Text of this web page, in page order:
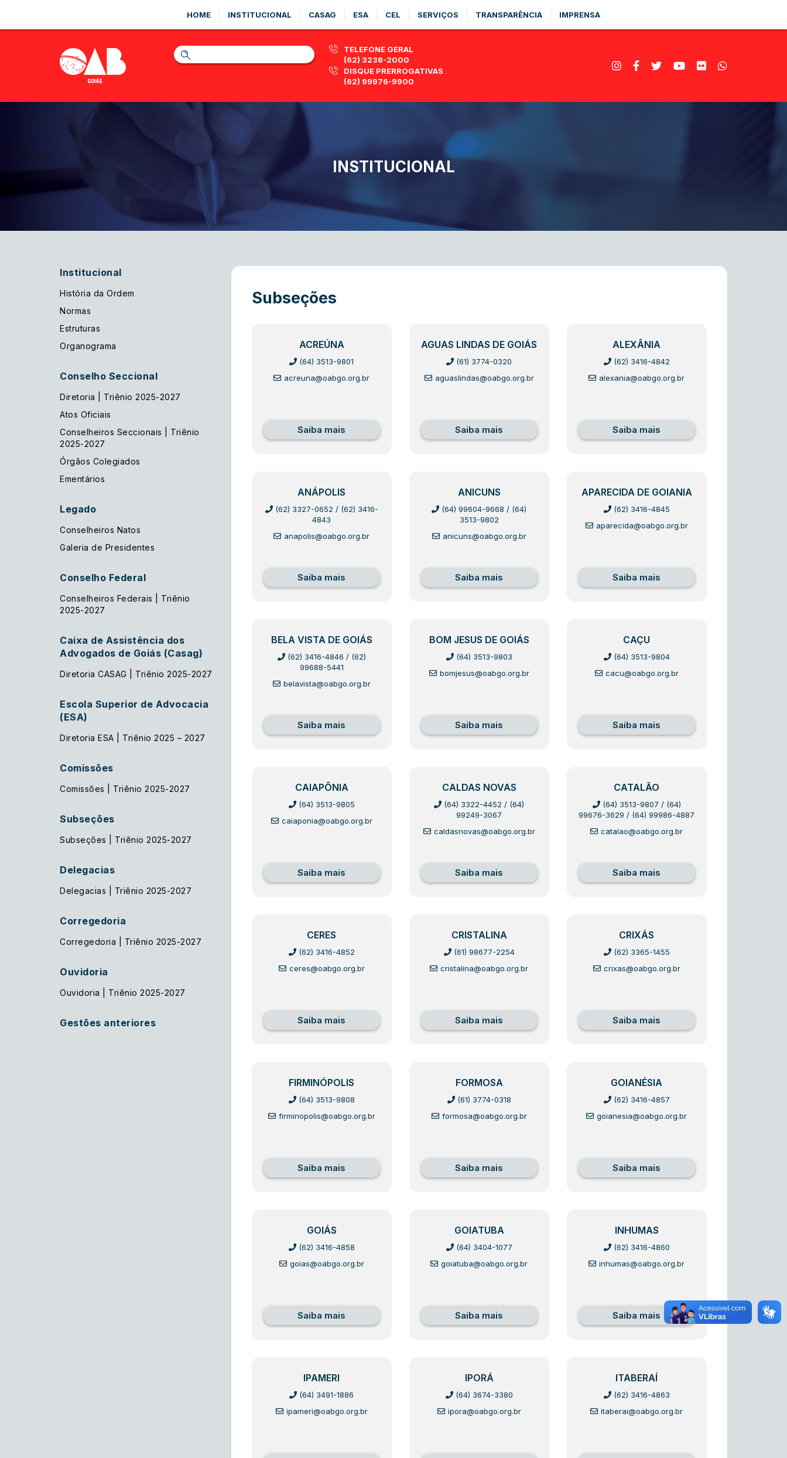
HOME INSTITUCIONAL CASAG ESA CEL SERVIÇOS TRANSPARÊNCIA IMPRENSA
TELEFONE GERAL
(62) 3238-2000
DISQUE PRERROGATIVAS
(62) 99976-9900
INSTITUCIONAL
Institucional
História da Ordem
Normas
Estruturas
Organograma
Conselho Seccional
Diretoria | Triênio 2025-2027
Atos Oficiais
Conselheiros Seccionais | Triênio
2025-2027
Órgãos Colegiados
Ementários
Legado
Conselheiros Natos
Galeria de Presidentes
Conselho Federal
Conselheiros Federais | Triênio
2025-2027
Caixa de Assistência dos
Advogados de Goiás (Casag)
Diretoria CASAG | Triênio 2025-2027
Escola Superior de Advocacia
(ESA)
Diretoria ESA | Triênio 2025 – 2027
Comissões
Comissões | Triênio 2025-2027
Subseções
Subseções | Triênio 2025-2027
Delegacias
Delegacias | Triênio 2025-2027
Corregedoria
Corregedoria | Triênio 2025-2027
Ouvidoria
Ouvidoria | Triênio 2025-2027
Gestões anteriores
Subseções
ACREÚNA
(64) 3513-9801
acreuna@oabgo.org.br
Saiba mais
AGUAS LINDAS DE GOIÁS
(61) 3774-0320
aguaslindas@oabgo.org.br
Saiba mais
ALEXÂNIA
(62) 3416-4842
alexania@oabgo.org.br
Saiba mais
ANÁPOLIS
(62) 3327-0652 / (62) 3416-
4843
anapolis@oabgo.org.br
Saiba mais
ANICUNS
(64) 99604-9668 / (64)
3513-9802
anicuns@oabgo.org.br
Saiba mais
APARECIDA DE GOIANIA
(62) 3416-4845
aparecida@oabgo.org.br
Saiba mais
BELA VISTA DE GOIÁS
(62) 3416-4846 / (62)
99688-5441
belavista@oabgo.org.br
Saiba mais
BOM JESUS DE GOIÁS
(64) 3513-9803
bomjesus@oabgo.org.br
Saiba mais
CAÇU
(64) 3513-9804
cacu@oabgo.org.br
Saiba mais
CAIAPÔNIA
(64) 3513-9805
caiaponia@oabgo.org.br
Saiba mais
CALDAS NOVAS
(64) 3322-4452 / (64)
99249-3067
caldasnovas@oabgo.org.br
Saiba mais
CATALÃO
(64) 3513-9807 / (64)
99676-3629 / (64) 99986-4887
catalao@oabgo.org.br
Saiba mais
CERES
(62) 3416-4852
ceres@oabgo.org.br
Saiba mais
CRISTALINA
(61) 98677-2254
cristalina@oabgo.org.br
Saiba mais
CRIXÁS
(62) 3365-1455
crixas@oabgo.org.br
Saiba mais
FIRMINÓPOLIS
(64) 3513-9808
firminopolis@oabgo.org.br
Saiba mais
FORMOSA
(61) 3774-0318
formosa@oabgo.org.br
Saiba mais
GOIANÉSIA
(62) 3416-4857
goianesia@oabgo.org.br
Saiba mais
GOIÁS
(62) 3416-4858
goias@oabgo.org.br
Saiba mais
GOIATUBA
(64) 3404-1077
goiatuba@oabgo.org.br
Saiba mais
INHUMAS
(62) 3416-4860
inhumas@oabgo.org.br
Saiba mais
IPAMERI
(64) 3491-1886
ipameri@oabgo.org.br
IPORÁ
(64) 3674-3380
ipora@oabgo.org.br
ITABERAÍ
(62) 3416-4863
itaberai@oabgo.org.br